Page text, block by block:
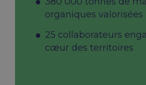
organiques valorisées
25 collaborateurs
cœur des territoires